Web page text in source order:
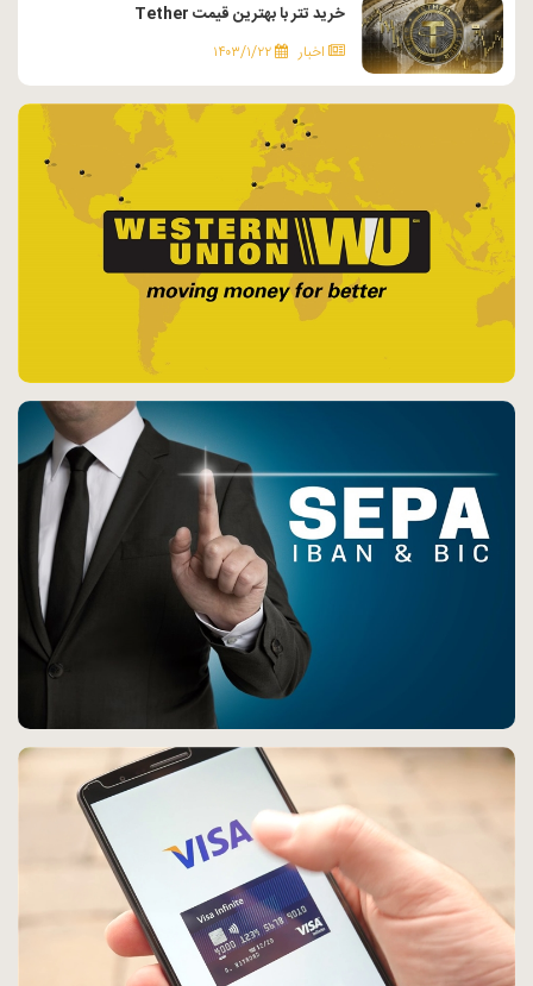
خرید تتر با بهترین قیمت Tether
اخبار ۱۴۰۳/۱/۲۲